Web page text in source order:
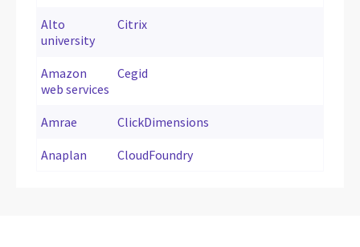
Alto
university
Citrix
Amazon
web services
Cegid
Amrae ClickDimensions
Anaplan CloudFoundry